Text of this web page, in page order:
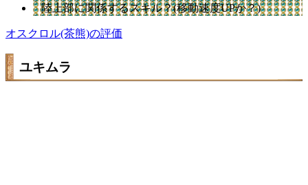
陸上部に関係するスキル？(移動速度UPか？)
オスクロル(茶熊)の評価
ユキムラ